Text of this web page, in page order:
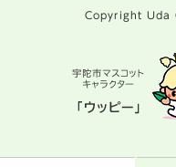
Copyright Uda